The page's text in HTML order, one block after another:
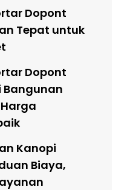
Dopont
Tepat untuk
Dopont
Bangunan
Kanopi
Biaya,